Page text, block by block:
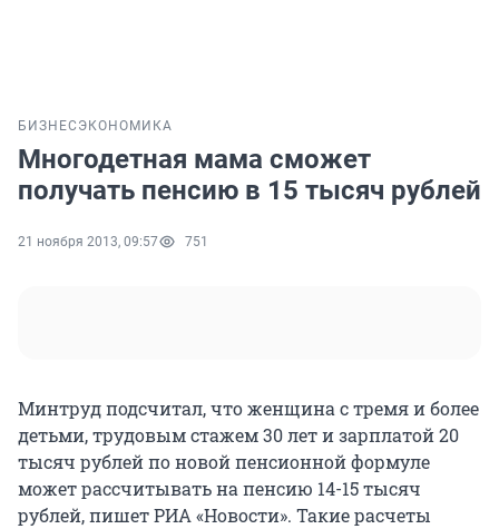
БИЗНЕС ЭКОНОМИКА
Многодетная мама сможет
получать пенсию в 15 тысяч рублей
21 ноября 2013, 09:57 751
Минтруд подсчитал, что женщина с тремя и более
детьми, трудовым стажем 30 лет и зарплатой 20
тысяч рублей по новой пенсионной формуле
может рассчитывать на пенсию 14-15 тысяч
рублей, пишет РИА «Новости». Такие расчеты